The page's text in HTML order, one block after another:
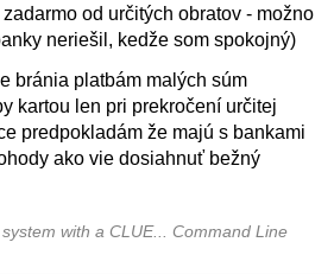
od určitých obratov - možno
neriešil, kedže som spokojný)
bránia platbám malých súm
kartou len pri prekročení určitej
predpokladám že majú s bankami
ako vie dosiahnuť bežný
with a CLUE... Command Line